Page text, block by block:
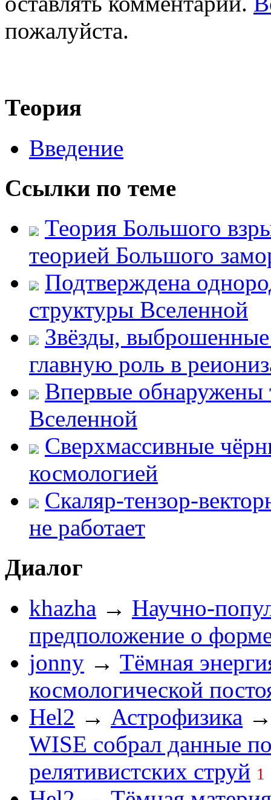
пожалуйста.
Теория
Введение
Ссылки по теме
Теория Большого
теорией Большого
Подтверждена
структуры Вселенной
Звёзды, выброшенные
главную роль в
Впервые обнаружены
Вселенной
Сверхмассивные
космологией
Скаляр-тензор-
не работает
Диалог
khazha → Научно-
предположение о
jonny → Тёмная
космологической
Hel2 → Астрофизика
WISE собрал данные
релятивистских струй 1